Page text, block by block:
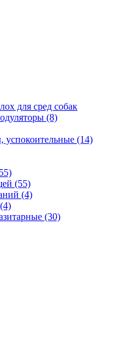
для сред собак
(8)
успокоительные (14)
(55)
(4)
(30)